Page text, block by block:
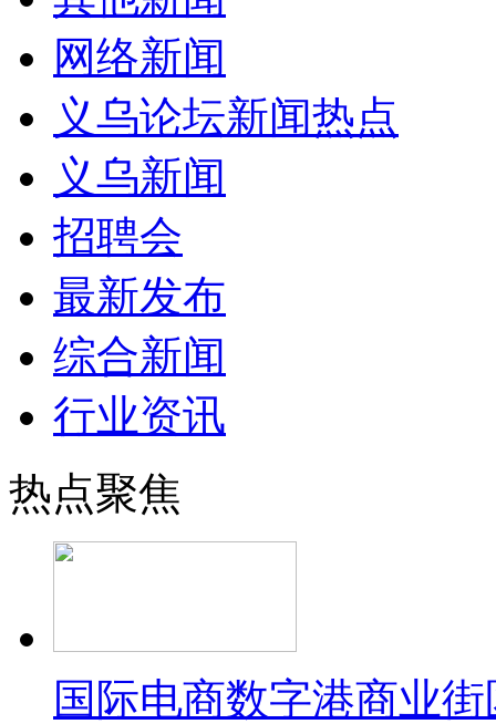
网络新闻
义乌论坛新闻热点
义乌新闻
招聘会
最新发布
综合新闻
行业资讯
热点聚焦
国际电商数字港商业